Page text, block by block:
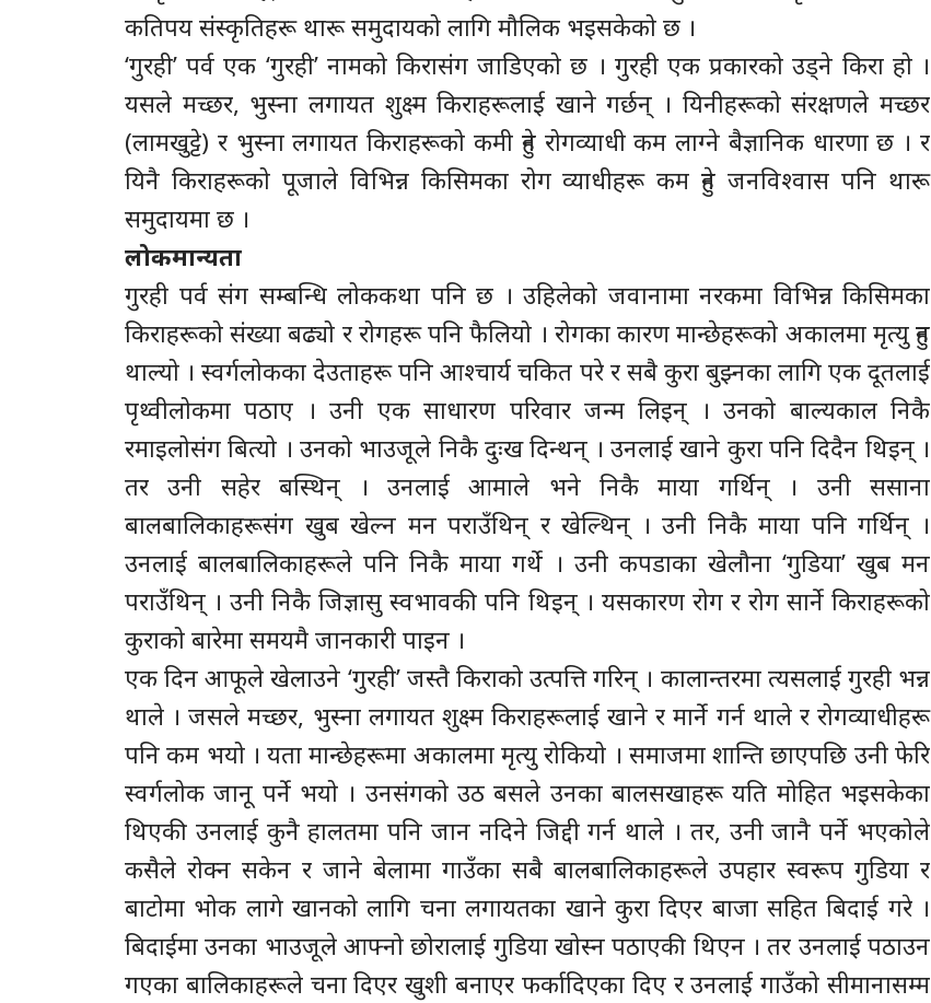
कतिपय संस्कृतिहरू थारू समुदायको लागि मौलिक भइसकेको छ ।
‘गुरही’ पर्व एक ‘गुरही’ नामको किरासंग जाडिएको छ । गुरही एक प्रकारको उड्ने किरा हो ।
यसले मच्छर, भुस्ना लगायत शुक्ष्म किराहरूलाई खाने गर्छन् । यिनीहरूको संरक्षणले मच्छर
(लामखुट्टे) र भुस्ना लगायत किराहरूको कमी हुने रोगव्याधी कम लाग्ने बैज्ञानिक धारणा छ । र
यिनै किराहरूको पूजाले विभिन्न किसिमका रोग व्याधीहरू कम हुने जनविश्वास पनि थारू
समुदायमा छ ।
लोकमान्यता
गुरही पर्व संग सम्बन्धि लोककथा पनि छ । उहिलेको जवानामा नरकमा विभिन्न किसिमका
किराहरूको संख्या बढ्यो र रोगहरू पनि फैलियो । रोगका कारण मान्छेहरूको अकालमा मृत्यु हुन
थाल्यो । स्वर्गलोकका देउताहरू पनि आश्चार्य चकित परे र सबै कुरा बुझ्नका लागि एक दूतलाई
पृथ्वीलोकमा पठाए । उनी एक साधारण परिवार जन्म लिइन् । उनको बाल्यकाल निकै
रमाइलोसंग बित्यो । उनको भाउजूले निकै दुःख दिन्थन् । उनलाई खाने कुरा पनि दिदैन थिइन् ।
तर उनी सहेर बस्थिन् । उनलाई आमाले भने निकै माया गर्थिन् । उनी ससाना
बालबालिकाहरूसंग खुब खेल्न मन पराउँथिन् र खेल्थिन् । उनी निकै माया पनि गर्थिन् ।
उनलाई बालबालिकाहरूले पनि निकै माया गर्थे । उनी कपडाका खेलौना ‘गुडिया’ खुब मन
पराउँथिन् । उनी निकै जिज्ञासु स्वभावकी पनि थिइन् । यसकारण रोग र रोग सार्ने किराहरूको
कुराको बारेमा समयमै जानकारी पाइन ।
एक दिन आफूले खेलाउने ‘गुरही’ जस्तै किराको उत्पत्ति गरिन् । कालान्तरमा त्यसलाई गुरही भन्न
थाले । जसले मच्छर, भुस्ना लगायत शुक्ष्म किराहरूलाई खाने र मार्ने गर्न थाले र रोगव्याधीहरू
पनि कम भयो । यता मान्छेहरूमा अकालमा मृत्यु रोकियो । समाजमा शान्ति छाएपछि उनी फेरि
स्वर्गलोक जानू पर्ने भयो । उनसंगको उठ बसले उनका बालसखाहरू यति मोहित भइसकेका
थिएकी उनलाई कुनै हालतमा पनि जान नदिने जिद्दी गर्न थाले । तर, उनी जानै पर्ने भएकोले
कसैले रोक्न सकेन र जाने बेलामा गाउँका सबै बालबालिकाहरूले उपहार स्वरूप गुडिया र
बाटोमा भोक लागे खानको लागि चना लगायतका खाने कुरा दिएर बाजा सहित बिदाई गरे ।
बिदाईमा उनका भाउजूले आफ्नो छोरालाई गुडिया खोस्न पठाएकी थिएन । तर उनलाई पठाउन
गएका बालिकाहरूले चना दिएर खुशी बनाएर फर्कादिएका दिए र उनलाई गाउँको सीमानासम्म